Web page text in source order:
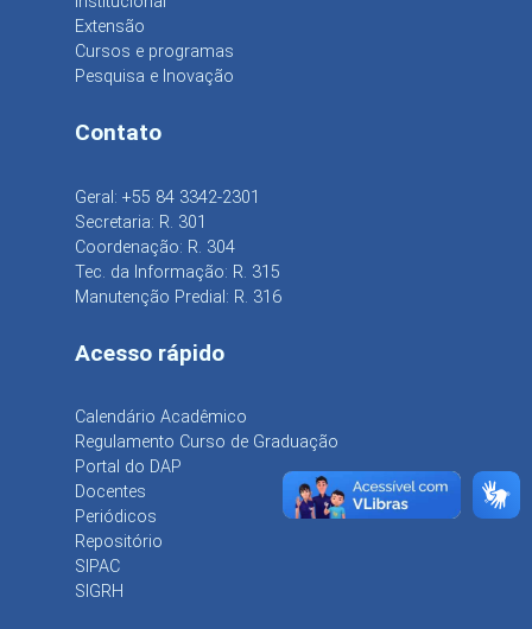
Extensão
Cursos e programas
Pesquisa e Inovação
Contato
Geral: +55 84 3342-2301
Secretaria: R. 301
Coordenação: R. 304
Tec. da Informação: R. 315
Manutenção Predial: R. 316
Acesso rápido
Calendário Acadêmico
Regulamento Curso de Graduação
Portal do DAP
Docentes
Periódicos
Repositório
SIPAC
SIGRH